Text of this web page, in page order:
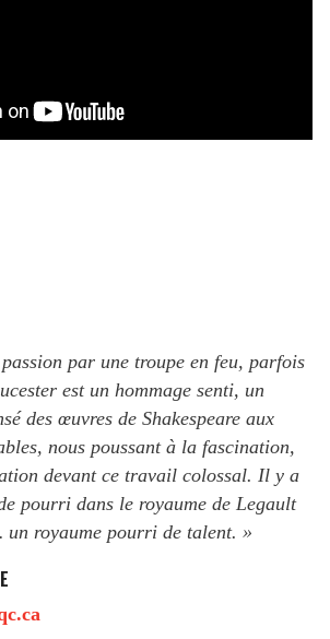
par une troupe en feu, parfois
est un hommage senti, un
des œuvres de Shakespeare aux
nous poussant à la fascination,
devant ce travail colossal. Il y a
pourri dans le royaume de Legault
royaume pourri de talent. »